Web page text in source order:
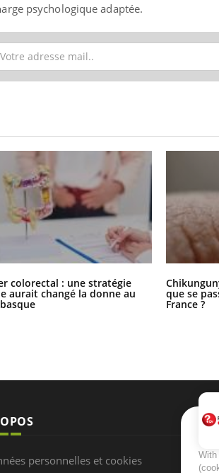
psychologique adaptée.
colorectal : une stratégie
aurait changé la donne au que se
France ?
personnelles et cookies